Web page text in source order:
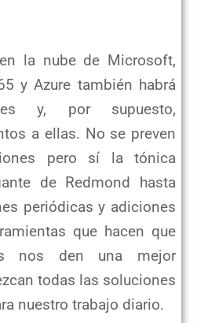
la nube de Microsoft,
y Azure también habrá
y, por supuesto,
a ellas. No se preven
pero sí la tónica
de Redmond hasta
periódicas y adiciones
que hacen que
nos den una mejor
todas las soluciones
nuestro trabajo diario.